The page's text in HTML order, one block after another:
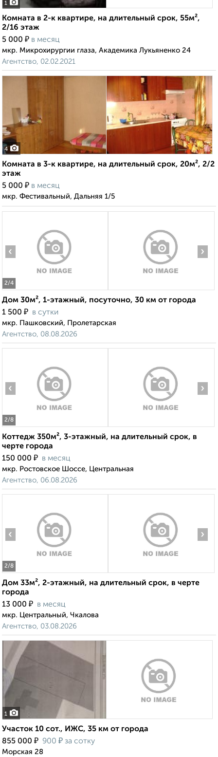
1
Комната в 2-к квартире, на длительный срок, 55м²,
2/16 этаж
5 000 ₽ в месяц
мкр. Микрохирургии глаза, Академика Лукьяненко 24
Агентство, 02.02.2021
4
Комната в 3-к квартире, на длительный срок, 20м², 2/2
этаж
5 000 ₽ в месяц
мкр. Фестивальный, Дальняя 1/5
2/4
‹ ›
Дом 30м², 1-этажный, посуточно, 30 км от города
1 500 ₽ в сутки
мкр. Пашковский, Пролетарская
Агентство, 08.08.2026
2/8
‹ ›
Коттедж 350м², 3-этажный, на длительный срок, в
черте города
150 000 ₽ в месяц
мкр. Ростовское Шоссе, Центральная
Агентство, 06.08.2026
2/8
‹ ›
Дом 33м², 2-этажный, на длительный срок, в черте
города
13 000 ₽ в месяц
мкр. Центральный, Чкалова
Агентство, 03.08.2026
1
Участок 10 сот., ИЖС, 35 км от города
855 000 ₽ 900 ₽ за сотку
Морская 28